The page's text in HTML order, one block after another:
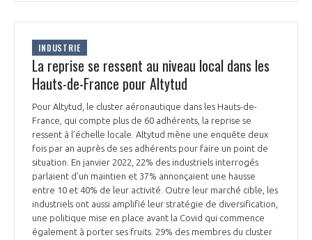
INDUSTRIE
La reprise se ressent au niveau local dans les
Hauts-de-France pour Altytud
Pour Altytud, le cluster aéronautique dans les Hauts-de-
France, qui compte plus de 60 adhérents, la reprise se
ressent à l’échelle locale. Altytud mène une enquête deux
fois par an auprès de ses adhérents pour faire un point de
situation. En janvier 2022, 22% des industriels interrogés
parlaient d’un maintien et 37% annonçaient une hausse
entre 10 et 40% de leur activité. Outre leur marché cible, les
industriels ont aussi amplifié leur stratégie de diversification,
une politique mise en place avant la Covid qui commence
également à porter ses fruits. 29% des membres du cluster